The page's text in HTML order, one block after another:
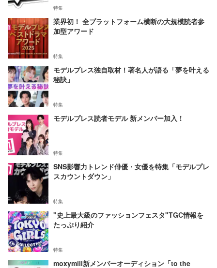
特集
業界初！ 全プラットフォーム横断の大規模読者参
加型アワード
特集
モデルプレス独自取材！著名人が語る「夢を叶える
秘訣」
特集
モデルプレス読者モデル 新メンバー加入！
特集
SNS影響力トレンド俳優・女優を特集「モデルプレ
スカウントダウン」
特集
"史上最大級のファッションフェスタ"TGC情報を
たっぷり紹介
特集
moxymill新メンバーオーディション「to the